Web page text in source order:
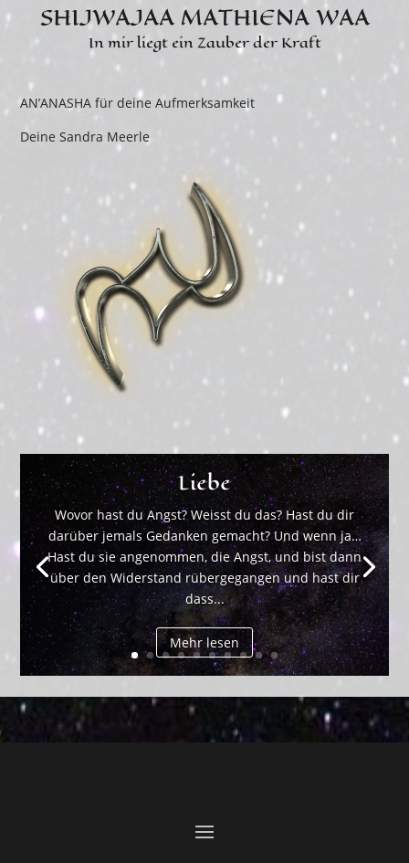
SHIJWAJAA MATHIENA WAA
In mir liegt ein Zauber der Kraft
AN’ANASHA für deine Aufmerksamkeit
Deine Sandra Meerle
Liebe
Wovor hast du Angst? Weisst du das? Hast du dir
darüber jemals Gedanken gemacht? Und wenn ja…
Hast du sie angenommen, die Angst, und bist dann
über den Widerstand rübergegangen und hast dir
dass...
Mehr lesen